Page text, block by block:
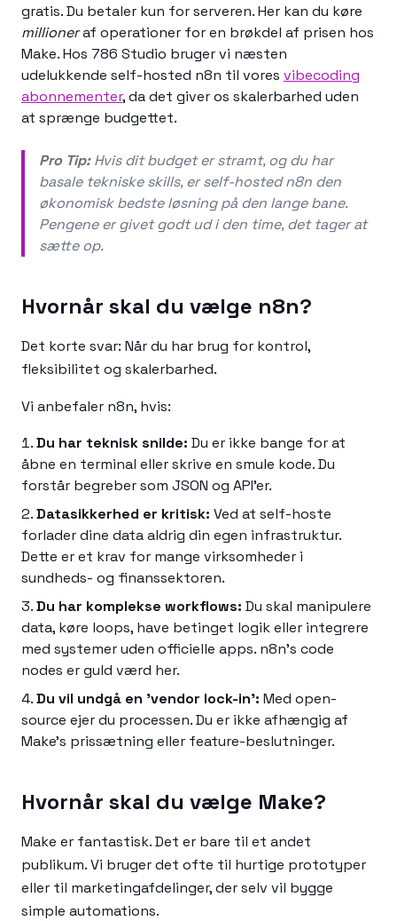
gratis. Du betaler kun for serveren. Her kan du køre
millioneraf operationer for en brøkdel af prisen hos
Make. Hos 786 Studio bruger vi næsten
udelukkende self-hosted n8n til vores vibecoding
abonnementer, da det giver os skalerbarhed uden
at sprænge budgettet.
Pro Tip:Hvis dit budget er stramt, og du har
basale tekniske skills, er self-hosted n8n den
økonomisk bedste løsning på den lange bane.
Pengene er givet godt ud i den time, det tager at
sætte op.
Hvornår skal du vælge n8n?
Det korte svar: Når du har brug for kontrol,
fleksibilitet og skalerbarhed.
Vi anbefaler n8n, hvis:
Du har teknisk snilde: Du er ikke bange for at
åbne en terminal eller skrive en smule kode. Du
forstår begreber som JSON og API'er.
Datasikkerhed er kritisk: Ved at self-hoste
forlader dine data aldrig din egen infrastruktur.
Dette er et krav for mange virksomheder i
sundheds- og finanssektoren.
Du har komplekse workflows: Du skal manipulere
data, køre loops, have betinget logik eller integrere
med systemer uden officielle apps. n8n's code
nodes er guld værd her.
Du vil undgå en 'vendor lock-in': Med open-
source ejer du processen. Du er ikke afhængig af
Make's prissætning eller feature-beslutninger.
Hvornår skal du vælge Make?
Make er fantastisk. Det er bare til et andet
publikum. Vi bruger det ofte til hurtige prototyper
eller til marketingafdelinger, der selv vil bygge
simple automations.